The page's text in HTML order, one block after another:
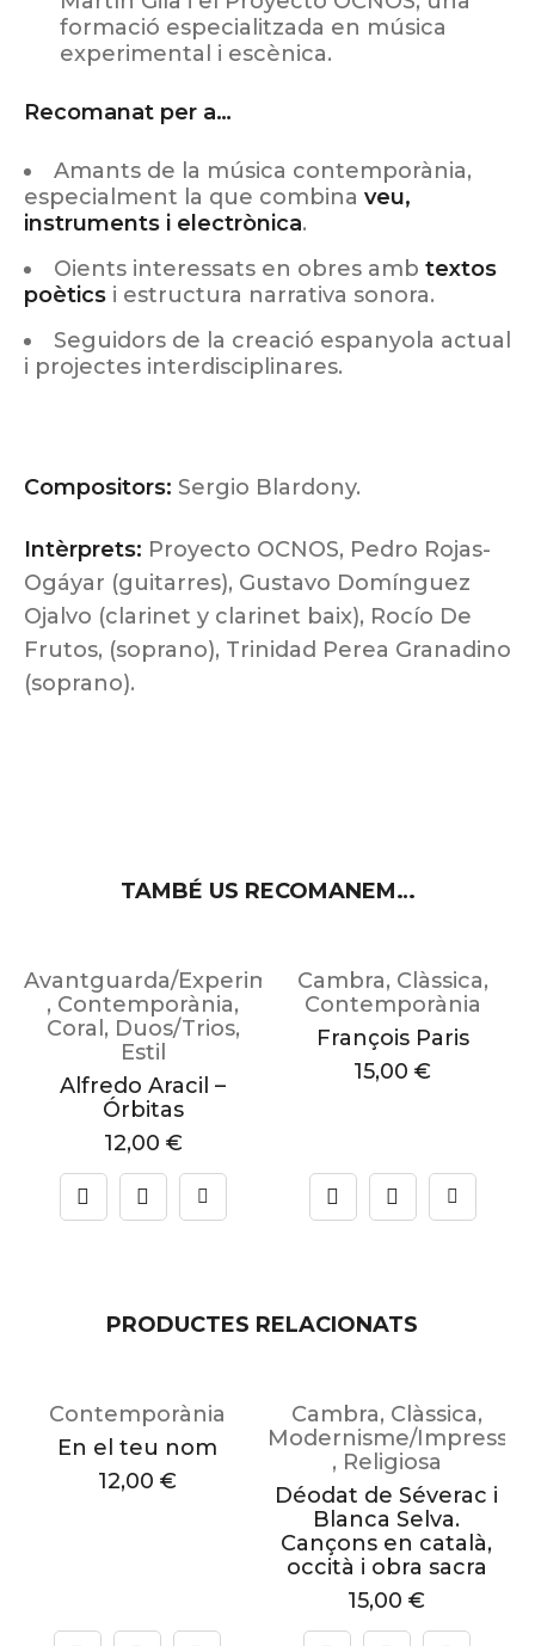
formació especialitzada en música
experimental i escènica.
Recomanat per a…
Amants de la música contemporània,
especialment la que combina veu,
instruments i electrònica.
Oients interessats en obres amb textos
poètics i estructura narrativa sonora.
Seguidors de la creació espanyola actual
i projectes interdisciplinares.
Compositors: Sergio Blardony.
Intèrprets: Proyecto OCNOS, Pedro Rojas-
Ogáyar (guitarres), Gustavo Domínguez
Ojalvo (clarinet y clarinet baix), Rocío De
Frutos, (soprano), Trinidad Perea Granadino
(soprano).
TAMBÉ US RECOMANEM…
Avantguarda/Experimental
, Contemporània,
Coral , Duos/Trios,
Estil
Alfredo Aracil –
Órbitas
12,00 €
Cambra, Clàssica,
Contemporània
François Paris
15,00 €
PRODUCTES RELACIONATS
Contemporània
En el teu nom
12,00 €
Cambra, Clàssica,
Modernisme/
, Religiosa
Déodat de Séverac i
Blanca Selva.
Cançons en català,
occità i obra sacra
15,00 €